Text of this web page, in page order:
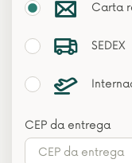
Carta
SEDEX
CEP da entrega